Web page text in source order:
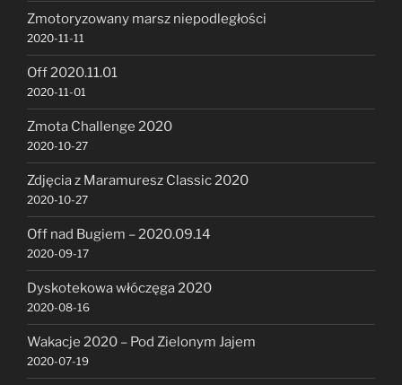
Zmotoryzowany marsz niepodległości
2020-11-11
Off 2020.11.01
2020-11-01
Zmota Challenge 2020
2020-10-27
Zdjęcia z Maramuresz Classic 2020
2020-10-27
Off nad Bugiem – 2020.09.14
2020-09-17
Dyskotekowa włóczęga 2020
2020-08-16
Wakacje 2020 – Pod Zielonym Jajem
2020-07-19